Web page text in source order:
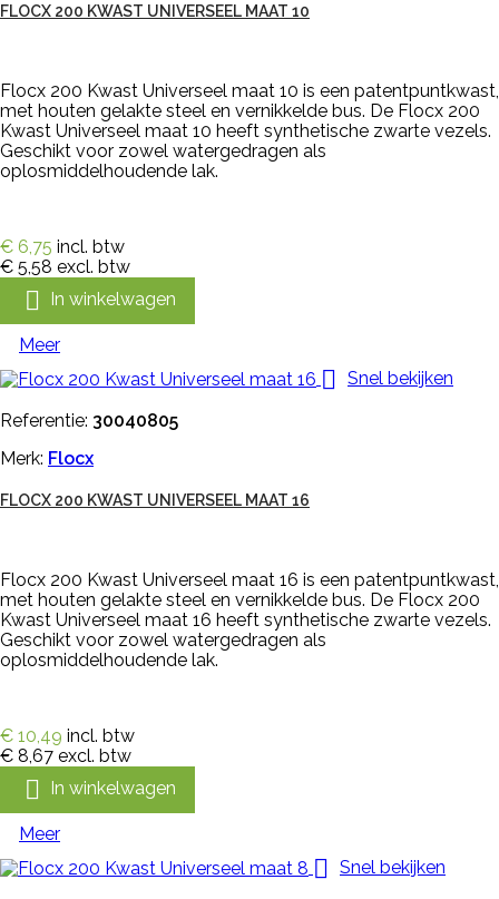
FLOCX 200 KWAST UNIVERSEEL MAAT 10
Flocx 200 Kwast Universeel maat 10 is een patentpuntkwast,
met houten gelakte steel en vernikkelde bus. De Flocx 200
Kwast Universeel maat 10 heeft synthetische zwarte vezels.
Geschikt voor zowel watergedragen als
oplosmiddelhoudende lak.
€ 6,75 incl. btw
€ 5,58 excl. btw
 In winkelwagen
Meer
 Snel bekijken
Referentie: 30040805
Merk: Flocx
FLOCX 200 KWAST UNIVERSEEL MAAT 16
Flocx 200 Kwast Universeel maat 16 is een patentpuntkwast,
met houten gelakte steel en vernikkelde bus. De Flocx 200
Kwast Universeel maat 16 heeft synthetische zwarte vezels.
Geschikt voor zowel watergedragen als
oplosmiddelhoudende lak.
€ 10,49 incl. btw
€ 8,67 excl. btw
 In winkelwagen
Meer
 Snel bekijken